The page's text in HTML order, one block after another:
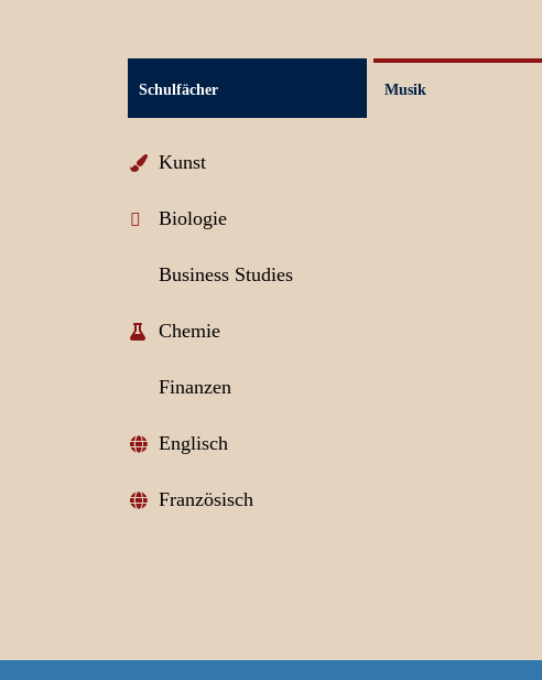
Schulfächer Musik
Kunst
Biologie
Business Studies
Chemie
Finanzen
Englisch
Französisch